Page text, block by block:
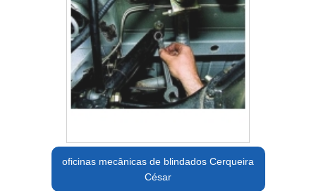
oficinas mecânicas de blindados Cerqueira
César